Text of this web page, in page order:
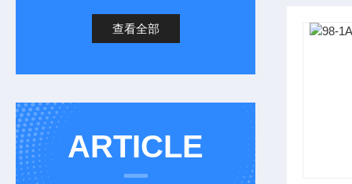
查看全部
ARTICLE